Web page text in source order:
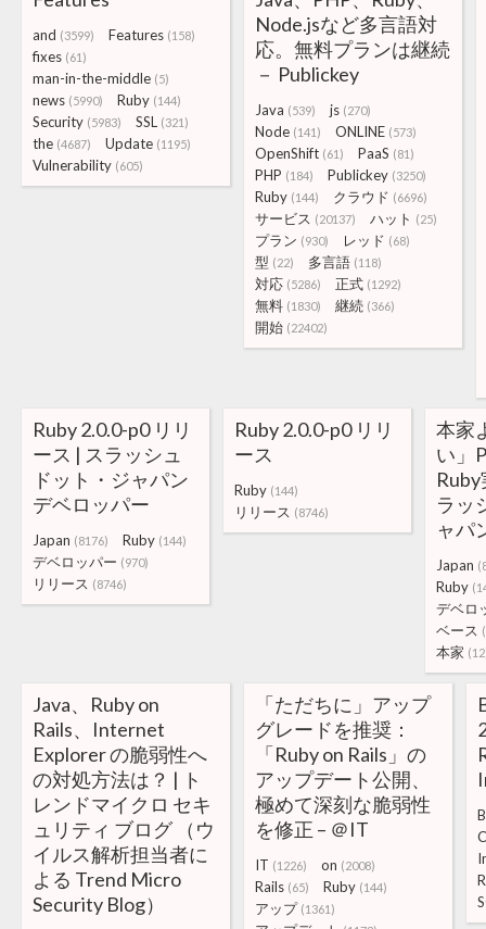
and (3599) Features (158)
fixes (61)
man-in-the-middle (5)
news (5990) Ruby (144)
Security (5983) SSL (321)
the (4687) Update (1195)
Vulnerability (605)
Node.jsなど多言語対
応。無料プランは継続
－ Publickey
Java (539) js (270)
Node (141) ONLINE (573)
OpenShift (61) PaaS (81)
PHP (184) Publickey (3250)
Ruby (144) クラウド (6696)
サービス (20137) ハット (25)
プラン (930) レッド (68)
型 (22) 多言語 (118)
対応 (5286) 正式 (1292)
無料 (1830) 継続 (366)
開始 (22402)
Ruby 2.0.0-p0 リリ
ース | スラッシュ
ドット・ジャパン
デベロッパー
Japan (8176) Ruby (144)
デベロッパー (970)
リリース (8746)
Ruby 2.0.0-p0 リリ
ース
Ruby (144)
リリース (8746)
本家
い」
ラッ
ャパ
Japan
Ruby
デベロ
ベース
本家
Java、Ruby on
Rails、Internet
Explorer の脆弱性へ
の対処方法は？ | ト
レンドマイクロ セキ
ュリティ ブログ （ウ
イルス解析担当者に
よる Trend Micro
Security Blog）
「ただちに」アップ
グレードを推奨：
「Ruby on Rails」の
アップデート公開、
極めて深刻な脆弱性
を修正 – ＠IT
IT (1226) on (2008)
Rails (65) Ruby (144)
アップ (1361)